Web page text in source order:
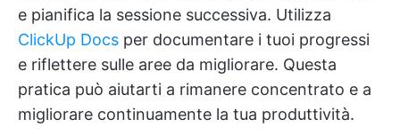
e pianifica la sessione successiva. Utilizza
ClickUp Docs per documentare i tuoi progressi
e riflettere sulle aree da migliorare. Questa
pratica può aiutarti a rimanere concentrato e a
migliorare continuamente la tua produttività.